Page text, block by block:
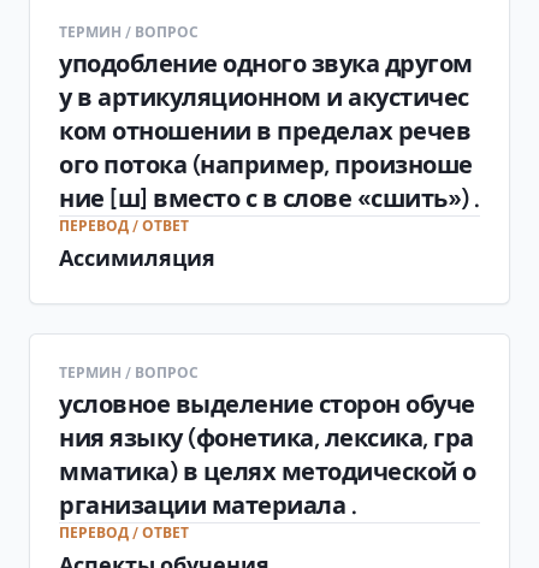
ТЕРМИН / ВОПРОС
уподобление одного звука другом
у в артикуляционном и акустичес
ком отношении в пределах речев
ого потока (например, произноше
ние [ш] вместо с в слове «сшить») .
ПЕРЕВОД / ОТВЕТ
Ассимиляция
ТЕРМИН / ВОПРОС
условное выделение сторон обуче
ния языку (фонетика, лексика, гра
мматика) в целях методической о
рганизации материала .
ПЕРЕВОД / ОТВЕТ